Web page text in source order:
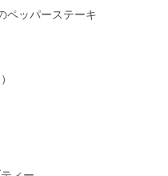
ッパーステーキ